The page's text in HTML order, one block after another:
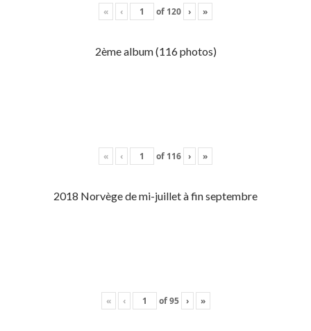
« ‹ of 120 › »
2ème album (116 photos)
« ‹ of 116 › »
2018 Norvège de mi-juillet à fin septembre
« ‹ of95 › »